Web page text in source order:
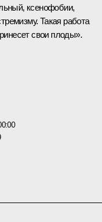
ксенофобии,
Такая работа
свои плоды».